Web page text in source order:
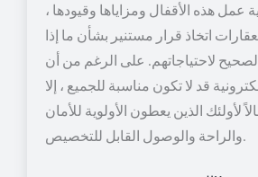
عمل هذه الأقفال ومزاياها وقيودها ،
اتخاذ قرار مستنير بشأن ما إذا
الصحيح لاحتياجاتهم. على الرغم من أن
قد لا تكون مناسبة للجميع ، إلا
لأولئك الذين يعطون الأولوية للأمان
والراحة والوصول القابل للتخصيص.